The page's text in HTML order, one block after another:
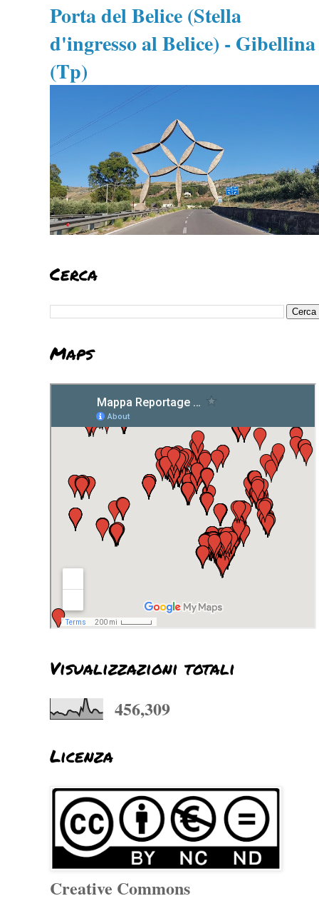
Porta del Belice (Stella
d'ingresso al Belice) - Gibellina
(Tp)
Cerca
Maps
Visualizzazioni totali
456,309
Licenza
Creative Commons